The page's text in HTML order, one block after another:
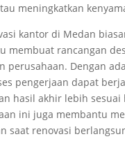
meningkatkan
kantor di Medan
membuat rancangan
perusahaan. Dengan
pengerjaan dapat
hasil akhir lebih sesuai
ini juga membantu
saat renovasi